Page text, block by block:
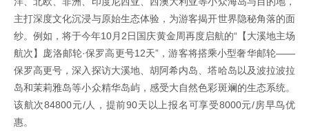
主打深度文化沉浸与原始生态体验，为游客揭开世界隐秘角落的面
纱。例如，将于今年10月2日国庆黄金周再度启航的“【大溪地主场
航次】庞洛邮轮·保罗高更号12天”，游客将搭乘小型奢华邮轮——
保罗高更号，深入探访大溪地、胡阿希内岛、塔哈岛以及波拉波拉
岛和茉莉雅岛等小众精华岛屿，感受大自然色彩斑斓的生态系统。
该航次84800元/人，提前90天以上报名可享受8000元/房早鸟优
惠。